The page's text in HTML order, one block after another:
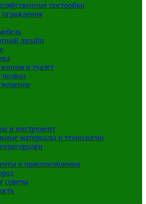
постройки
дизайн
и туалет
подвал
и инструмент
материалы и технологии
и приспособления
советы